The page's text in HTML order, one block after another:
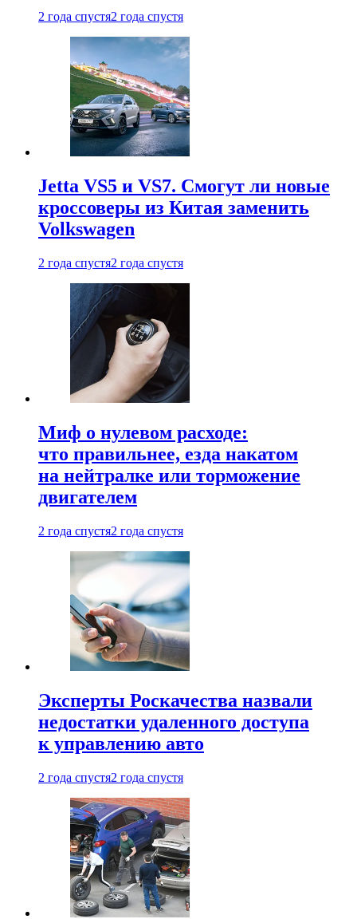
2 года спустя2 года спустя
Jetta VS5 и VS7. Смогут ли новые
кроссоверы из Китая заменить
Volkswagen
2 года спустя2 года спустя
Миф о нулевом расходе:
что правильнее, езда накатом
на нейтралке или торможение
двигателем
2 года спустя2 года спустя
Эксперты Роскачества назвали
недостатки удаленного доступа
к управлению авто
2 года спустя2 года спустя